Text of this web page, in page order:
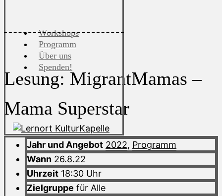
Workshops
Programm
Über uns
Spenden!
Lesung: MigrantMamas –
Mama Superstar
Jahr und Angebot 2022, Programm
Wann 26.8.22
Uhrzeit 18:30 Uhr
Zielgruppe für Alle